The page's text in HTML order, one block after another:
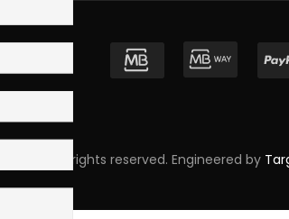
Lda. All rights reserved. Engineered by